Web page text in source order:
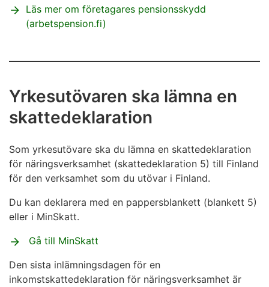
Läs mer om företagares pensionsskydd
(arbetspension.fi)
Yrkesutövaren ska lämna en
skattedeklaration
Som yrkesutövare ska du lämna en skattedeklaration
för näringsverksamhet (skattedeklaration 5) till Finland
för den verksamhet som du utövar i Finland.
Du kan deklarera med en pappersblankett (blankett 5)
eller i MinSkatt.
Gå till MinSkatt
Den sista inlämningsdagen för en
inkomstskattedeklaration för näringsverksamhet är